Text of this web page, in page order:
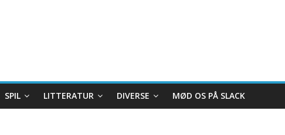
SPIL LITTERATUR DIVERSE MØD OS PÅ SLACK